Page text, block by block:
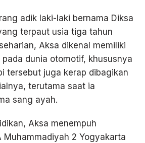
adik laki-laki bernama Diksa
terpaut usia tiga tahun
Aksa dikenal memiliki
dunia otomotif, khususnya
tersebut juga kerap dibagikan
terutama saat ia
sang ayah.
Aksa menempuh
Muhammadiyah 2 Yogyakarta